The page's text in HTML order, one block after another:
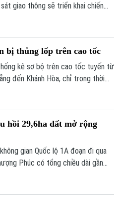
sát giao thông sẽ triển khai chiến
giao thông và kỹ năng phòng
nạn.
bị thủng lốp trên cao tốc
kê sơ bộ trên cao tốc tuyến từ
đến Khánh Hòa, chỉ trong thời
tới các vụ nổ lốp, Cục CSGT đã
xử lý, bảo vệ quyền lợi người tham
thông.
hồi 29,6ha đất mở rộng
gian Quốc lộ 1A đoạn đi qua
Phúc có tổng chiều dài gần